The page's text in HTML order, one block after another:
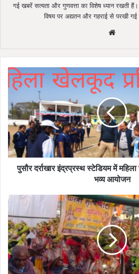
गई खबरें सत्यता और गुणवत्ता का विशेष ध्यान रखती
विषय पर अद्यतन और गहराई से परखी गई
पुसौर
दर्राखार
इंद्रप्रस्थ
स्टेडियम
में
महिला
खेल
कूद
प्रतियोगिता
पुसौर दर्राखार इंद्रप्रस्थ स्टेडियम में
भव्य आयोजन
तमनार
गारें
गांव
में
मकर
संक्रांति